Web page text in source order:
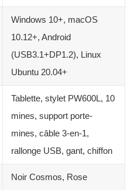
Windows 10+, macOS
10.12+, Android
(USB3.1+DP1.2), Linux
Ubuntu 20.04+
Tablette, stylet PW600L, 10
mines, support porte-
mines, câble 3-en-1,
rallonge USB, gant, chiffon
Noir Cosmos, Rose